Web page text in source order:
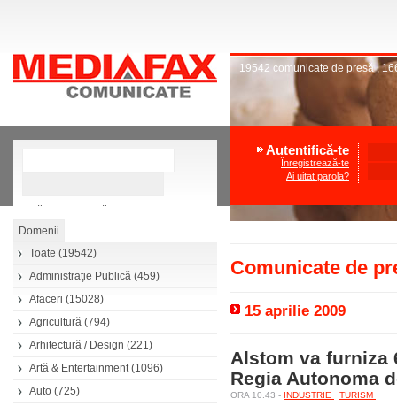
Căutare avansată
Toate (19542)
Administraţie Publică (459)
Afaceri (15028)
Agricultură (794)
Arhitectură / Design (221)
Artă & Entertainment(1096)
Auto (725)
19542 comunicate de presă,
Autentifică-te
Înregistrează-te
Ai uitat parola?
Comunicate de
15 aprilie 2009
Alstom va furniza
Regia Autonoma
ORA 10.43 - INDUSTRIE TURISM